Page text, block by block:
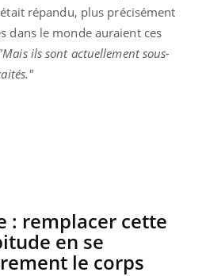
répandu, plus précisément
dans le monde auraient ces
ils sont actuellement sous-
: remplacer cette
en se
le corps